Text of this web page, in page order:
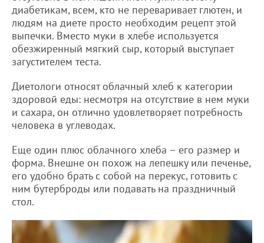
диабетикам, всем, кто не переваривает глютен, и
людям на диете просто необходим рецепт этой
выпечки. Вместо муки в хлебе используется
обезжиренный мягкий сыр, который выступает
загустителем теста.
Диетологи относят облачный хлеб к категории
здоровой еды: несмотря на отсутствие в нем муки
и сахара, он отлично удовлетворяет потребность
человека в углеводах.
Еще один плюс облачного хлеба – его размер и
форма. Внешне он похож на лепешку или печенье,
его удобно брать с собой на перекус, готовить с
ним бутерброды или подавать на праздничный
стол.